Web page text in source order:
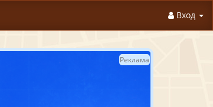
Реклама
Вход